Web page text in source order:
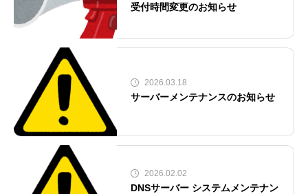
受付時間変更のお知らせ
2026.03.18
サーバーメンテナンスのお知らせ
2026.02.02
DNSサーバー システムメンテナン